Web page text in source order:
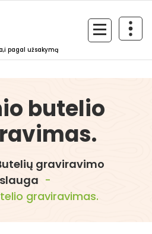
pagal užsakymą
butelio
graviravimo
-
graviravimas.